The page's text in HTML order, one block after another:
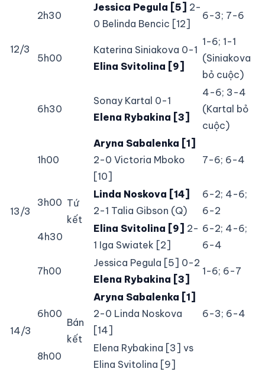
12/3
2h30
Jessica Pegula [5] 2-
0 Belinda Bencic [12]
6-3; 7-6
5h00
Katerina Siniakova 0-1
Elina Svitolina [9]
1-6; 1-1
(Siniakova
bỏ cuộc)
6h30
Sonay Kartal 0-1
Elena Rybakina [3]
4-6; 3-4
(Kartal bỏ
cuộc)
13/3
1h00
Tứ
kết
Aryna Sabalenka [1]
2-0 Victoria Mboko
[10]
7-6; 6-4
3h00
Linda Noskova [14]
2-1 Talia Gibson (Q)
6-2; 4-6;
6-2
4h30
Elina Svitolina [9] 2-
1 Iga Swiatek [2]
6-2; 4-6;
6-4
7h00
Jessica Pegula [5] 0-2
Elena Rybakina [3]
1-6; 6-7
14/3
6h00
Bán
kết
Aryna Sabalenka [1]
2-0 Linda Noskova
[14]
6-3; 6-4
8h00
Elena Rybakina [3] vs
Elina Svitolina [9]